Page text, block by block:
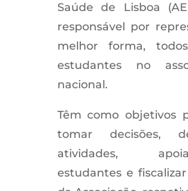
Saúde de Lisboa
responsável por
melhor forma,
estudantes no
nacional.
Têm como objetivos
tomar decisões,
atividades,
estudantes e